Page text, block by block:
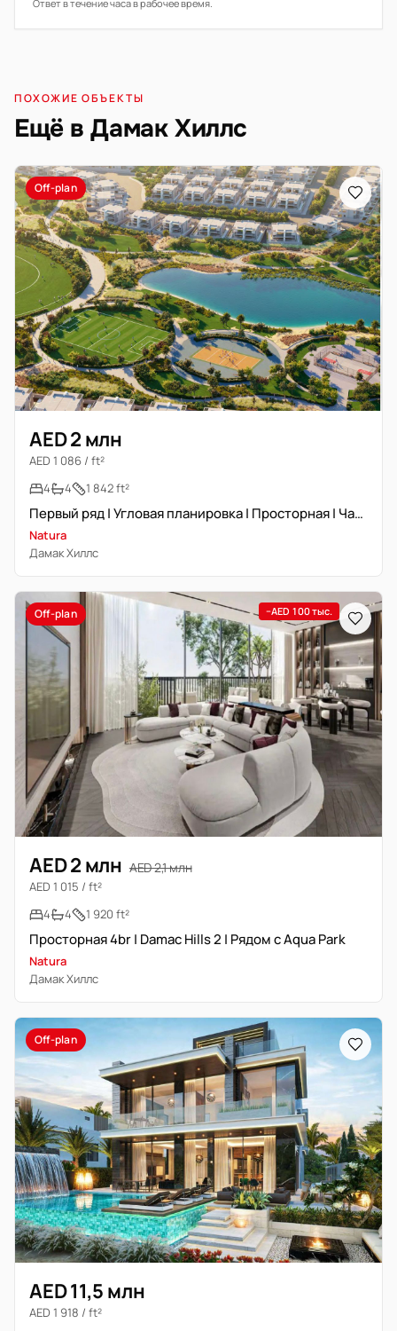
Ответ в течение часа в рабочее время.
ПОХОЖИЕ ОБЪЕКТЫ
Ещё в Дамак Хиллс
Off-plan
AED 2 млн
AED 1 086 / ft²
4
4 1 842 ft²
Первый ряд | Угловая планировка | Просторная | Частный сад
Natura
Дамак Хиллс
Off-plan −AED 100 тыс.
AED 2 млн AED 2,1 млн
AED 1 015 / ft²
4
4 1 920 ft²
Просторная 4br | Damac Hills 2 | Рядом с Aqua Park
Natura
Дамак Хиллс
Off-plan
AED 11,5 млн
AED 1 918 / ft²